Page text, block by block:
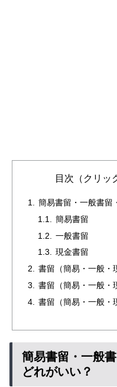
目次（クリッ
簡易書留・一般書留
簡易書留
一般書留
現金書留
書留（簡易・一般・
書留（簡易・一般・
書留（簡易・一般・
簡易書留・一般
どれがいい？